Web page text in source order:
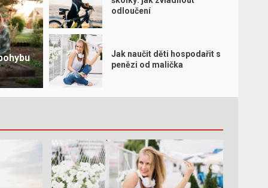
s penězi od malička
odloučení
Jak naučit děti hospodařit s
penězi od malička